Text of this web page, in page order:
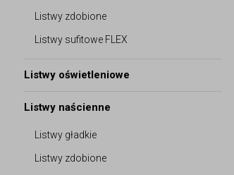
Listwy zdobione
Listwy sufitowe FLEX
Listwy oświetleniowe
Listwy naścienne
Listwy gładkie
Listwy zdobione